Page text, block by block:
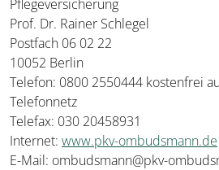
Pflegeversicherung
Prof. Dr. Rainer Schlegel
Postfach 06 02 22
10052 Berlin
Telefon: 0800 2550444 kostenfrei
Telefonnetz
Telefax: 030 20458931
Internet: www.pkv-ombudsmann.de
E-Mail: ombudsmann@pkv-